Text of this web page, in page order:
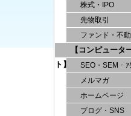
株式・IPO
先物取引
ファンド・不
【コンピュータ
ト】
SEO・SEM・ｱ
メルマガ
ホームページ
ブログ・SNS